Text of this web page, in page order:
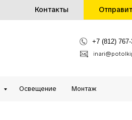
Контакты
+7 (812)
Освещение Монтаж